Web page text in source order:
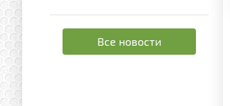
Все новости